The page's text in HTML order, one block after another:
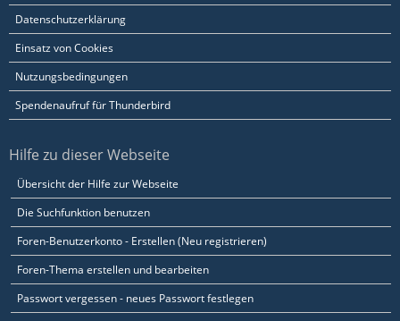
Datenschutzerklärung
Einsatz von Cookies
Nutzungsbedingungen
Spendenaufruf für Thunderbird
Hilfe zu dieser Webseite
Übersicht der Hilfe zur Webseite
Die Suchfunktion benutzen
Foren-Benutzerkonto - Erstellen (Neu registrieren)
Foren-Thema erstellen und bearbeiten
Passwort vergessen - neues Passwort festlegen